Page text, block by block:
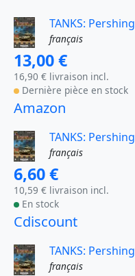
TANKS: Pershing
français
13,00 €
16,90 € livraison incl.
Dernière pièce en stock
Amazon
TANKS: Pershing
français
6,60 €
10,59 € livraison incl.
En stock
Cdiscount
TANKS: Pershing
français